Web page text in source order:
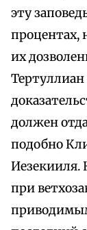
эту
процентах,
их
Тертуллиан
должен
подобно
Иезекииля.
при